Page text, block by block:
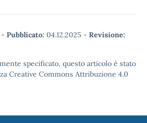
- Pubblicato: 04.12.2025 - Revisione:
specificato, questo articolo è stato
Creative Commons Attribuzione 4.0